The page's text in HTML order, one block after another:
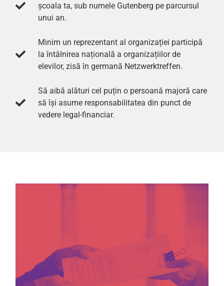
școala ta, sub numele Gutenberg pe parcursul
unui an.
Minim un reprezentant al organizației participă
la întâlnirea națională a organizațiilor de
elevilor, zisă în germană Netzwerktreffen.
Să aibă alături cel puțin o persoană majoră care
să își asume responsabilitatea din punct de
vedere legal-financiar.